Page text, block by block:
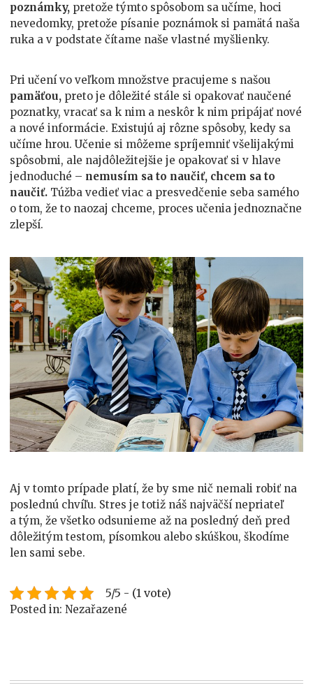
poznámky, pretože týmto spôsobom sa učíme, hoci
nevedomky, pretože písanie poznámok si pamätá naša
ruka a v podstate čítame naše vlastné myšlienky.
Pri učení vo veľkom množstve pracujeme s našou
pamäťou, preto je dôležité stále si opakovať naučené
poznatky, vracať sa k nim a neskôr k nim pripájať nové
a nové informácie. Existujú aj rôzne spôsoby, kedy sa
učíme hrou. Učenie si môžeme spríjemniť všelijakými
spôsobmi, ale najdôležitejšie je opakovať si v hlave
jednoduché – nemusím sa to naučiť, chcem sa to
naučiť. Túžba vedieť viac a presvedčenie seba samého
o tom, že to naozaj chceme, proces učenia jednoznačne
zlepší.
Aj v tomto prípade platí, že by sme nič nemali robiť na
poslednú chvíľu. Stres je totiž náš najväčší nepriateľ
a tým, že všetko odsunieme až na posledný deň pred
dôležitým testom, písomkou alebo skúškou, škodíme
len sami sebe.
5/5 - (1 vote)
Posted in: Nezařazené